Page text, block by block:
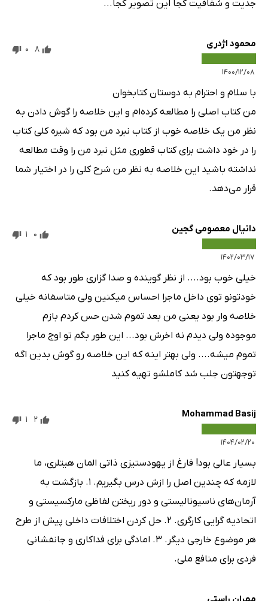
جدیت و شفافیت کجا این تصویر کجا...
محمود اژدری
۱۴۰۰/۱۲/۰۸
8
0
با سلام و احترام به دوستان کتابخوان
من کتاب اصلی را مطالعه کرده‌ام و این خلاصه را گوش دادن به
نظر من یک خلاصه خوب از کتاب نبرد من بود که شیره کلی کتاب
را در خود داشت برای کتاب قطوری مثل نبرد من را وقت مطالعه
نداشته باشید این خلاصه به نظر من شرح کلی را در اختیار شما
قرار می‌دهد.
دانیال معصومی گجین
۱۴۰۲/۰۳/۱۷
0
1
خیلی خوب بود.... از نظر گوینده و صدا گزاری طور بود که
خودتونو توی داخل ماجرا احساس میکنین ولی متاسفانه خیلی
خلاصه وار بود یعنی من بعد تموم شدن حس کردم بازم
موجوده ولی دیدم نه اخرش بود... این طور بگم تو اوج ماجرا
تموم میشه.... ولی بهتر اینه که این خلاصه رو گوش بدین اگه
توجهتون جلب شد کاملشو تهیه کنید
Mohammad Basij
۱۴۰۴/۰۲/۲۰
2
1
بسیار عالی بود! فارغ از یهودستیزی ذاتی المان هیتلری، ما
لازمه که چندین اصل را ازش درس بگیریم. ۱. بازگشت به
آرمان‌های ناسیونالیستی و دور ریختن لفاظی مارکسیستی و
اتحادیه گرایی کارگری. ۲. حل کردن اختلافات داخلی پیش از طرح
هر موضوع خارجی دیگر. ۳. امادگی برای فداکاری و جانفشانی
فردی برای منافع ملی.